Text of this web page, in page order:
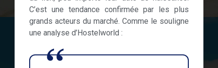
C’est une tendance confirmée par les plus
grands acteurs du marché. Comme le souligne
une analyse d’Hostelworld :